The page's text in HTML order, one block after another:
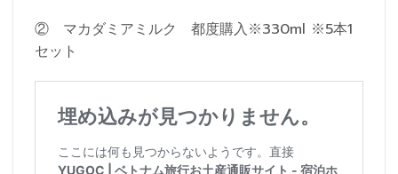
② マカダミアミルク 都度購入※330ml ※5本1
セット